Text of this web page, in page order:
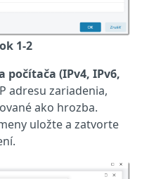
1-2
počítača (IPv4, IPv6,
adresu zariadenia,
ako hrozba.
uložte a zatvorte